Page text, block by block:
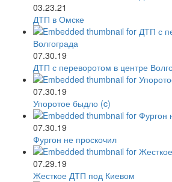
03.23.21
ДТП в Омске
07.30.19
ДТП с переворотом в центре
07.30.19
Упоротое быдло (c)
07.30.19
Фургон не проскочил
07.29.19
Жесткое ДТП под Киевом